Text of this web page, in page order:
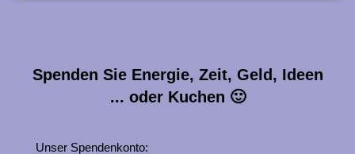
Spenden Sie Energie, Zeit, Geld, Ideen
... oder Kuchen 🙂
Unser Spendenkonto: